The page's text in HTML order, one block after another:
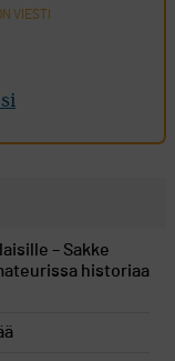
VIESTI
– Sakke
historiaa